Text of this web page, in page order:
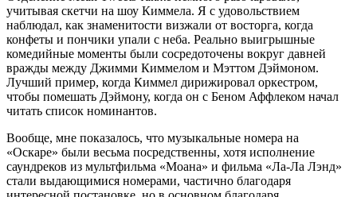
учитывая скетчи на шоу Киммела. Я с удовольствием
наблюдал, как знаменитости визжали от восторга, когда
конфеты и пончики упали с неба. Реально выигрышные
комедийные моменты были сосредоточены вокруг давней
вражды между Джимми Киммелом и Мэттом Дэймоном.
Лучший пример, когда Киммел дирижировал оркестром,
чтобы помешать Дэймону, когда он с Беном Аффлеком начал
читать список номинантов.
Вообще, мне показалось, что музыкальные номера на
«Оскаре» были весьма посредственны, хотя исполнение
саундреков из мультфильма «Моана» и фильма «Ла-Ла Лэнд»
стали выдающимися номерами, частично благодаря